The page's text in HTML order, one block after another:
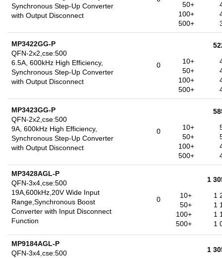
Synchronous Step-Up Converter
with Output Disconnect
50+
100+
500+
MP3422GG-P
QFN-2x2,cse:500
6.5A, 600kHz High Efficiency,
Synchronous Step-Up Converter
with Output Disconnect
0
10+
50+
100+
500+
MP3423GG-P
QFN-2x2,cse:500
9A, 600kHz High Efficiency,
Synchronous Step-Up Converter
with Output Disconnect
0
10+
50+
100+
500+
MP3428AGL-P
QFN-3x4,cse:500
19A,600kHz,20V Wide Input
Range,Synchronous Boost
Converter with Input Disconnect
Function
0
1
10+
1
50+
1
100+
1
500+
1
MP9184AGL-P
QFN-3x4,cse:500
1